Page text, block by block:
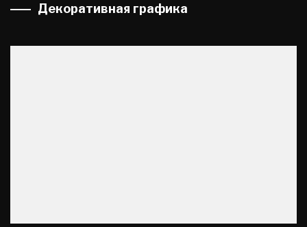
Декоративная графика